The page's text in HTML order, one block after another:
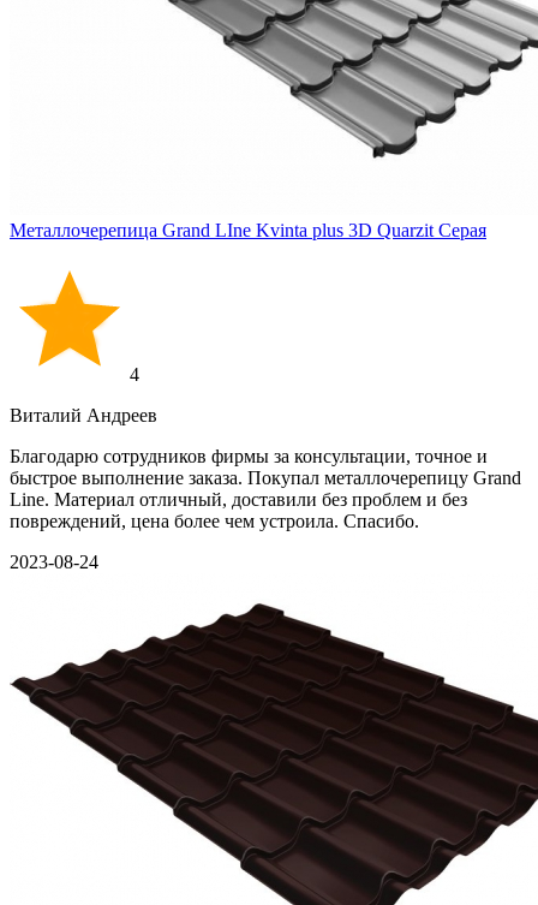
Металлочерепица Grand LIne Kvinta plus 3D Quarzit Серая
4
Виталий Андреев
Благодарю сотрудников фирмы за консультации, точное и
быстрое выполнение заказа. Покупал металлочерепицу Grand
Line. Материал отличный, доставили без проблем и без
повреждений, цена более чем устроила. Спасибо.
2023-08-24